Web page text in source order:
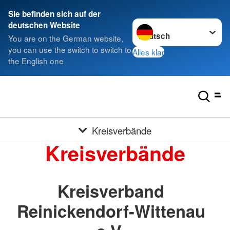
Sie befinden sich auf der
deutschen Website
You are on the German website,
you can use the switch to switch to
the English one
Sprache wechseln zu
Alles klar
Kreisverbände
Kreisverbände
Kreisverband
Reinickendorf-Wittenau